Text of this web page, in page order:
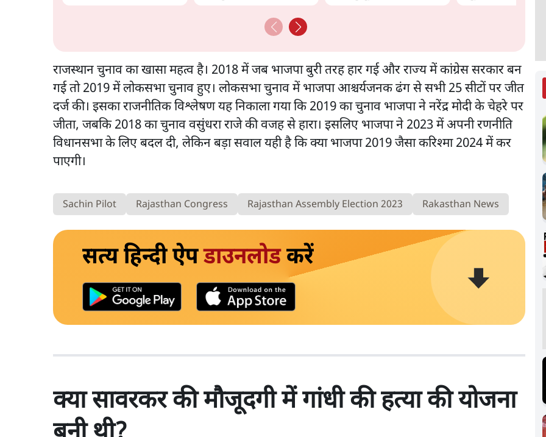
राजस्थान चुनाव का खासा महत्व है। 2018 में जब भाजपा बुरी तरह हार गई और राज्य में कांग्रेस सरकार बन
गई तो 2019 में लोकसभा चुनाव हुए। लोकसभा चुनाव में भाजपा आश्चर्यजनक ढंग से सभी 25 सीटों पर जीत
दर्ज की। इसका राजनीतिक विश्लेषण यह निकाला गया कि 2019 का चुनाव भाजपा ने नरेंद्र मोदी के चेहरे पर
जीता, जबकि 2018 का चुनाव वसुंधरा राजे की वजह से हारा। इसलिए भाजपा ने 2023 में अपनी रणनीति
विधानसभा के लिए बदल दी, लेकिन बड़ा सवाल यही है कि क्या भाजपा 2019 जैसा करिश्मा 2024 में कर
पाएगी।
Sachin Pilot Rajasthan Congress Rajasthan Assembly Election 2023 Rakasthan News
सत्य हिन्दी ऐपडाउनलोडकरें
क्या सावरकर की मौजूदगी में गांधी की हत्या की योजना